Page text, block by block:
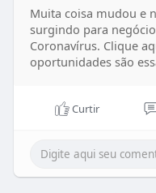
Muita coisa mudou e
surgindo para
Coronavírus. Clique
oportunidades são
Curtir